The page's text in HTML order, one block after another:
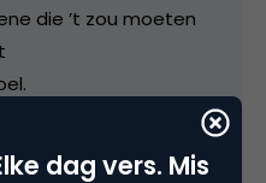
die ’t zou moeten
op imagebuilding,
dag vers. Mis